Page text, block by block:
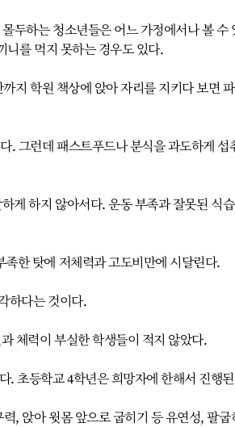
두하는 청소년들은 어느 가정에서나 볼 수
니를 먹지 못하는 경우도 있다.
지 학원 책상에 앉아 자리를 지키다 보면
. 그런데 패스트푸드나 분식을 과도하게 섭
게 하지 않아서다. 운동 부족과 잘못된 식
한 탓에 저체력과 고도비만에 시달린다.
하다는 것이다.
체력이 부실한 학생들이 적지 않았다.
. 초등학교 4학년은 희망자에 한해서 진행
, 앉아 윗몸 앞으로 굽히기 등 유연성, 팔굽